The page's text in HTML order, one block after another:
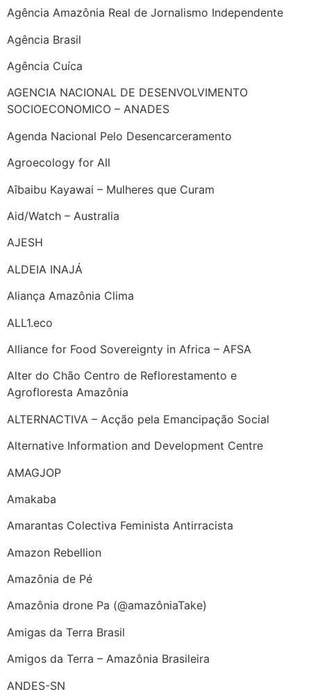
Agência Amazônia Real de Jornalismo Independente
Agência Brasil
Agência Cuíca
AGENCIA NACIONAL DE DESENVOLVIMENTO
SOCIOECONOMICO – ANADES
Agenda Nacional Pelo Desencarceramento
Agroecology for All
Aîbaibu Kayawai – Mulheres que Curam
Aid/Watch – Australia
AJESH
ALDEIA INAJÁ
Aliança Amazônia Clima
ALL1.eco
Alliance for Food Sovereignty in Africa – AFSA
Alter do Chão Centro de Reflorestamento e
Agrofloresta Amazônia
ALTERNACTIVA – Acção pela Emancipação Social
Alternative Information and Development Centre
AMAGJOP
Amakaba
Amarantas Colectiva Feminista Antirracista
Amazon Rebellion
Amazônia de Pé
Amazônia drone Pa (@amazôniaTake)
Amigas da Terra Brasil
Amigos da Terra – Amazônia Brasileira
ANDES-SN